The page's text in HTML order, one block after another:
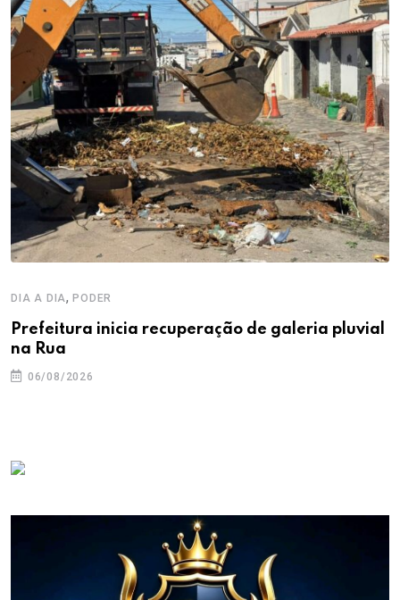
DIA A DIA,PODER
Prefeitura inicia recuperação de galeria pluvial
na Rua
06/08/2026